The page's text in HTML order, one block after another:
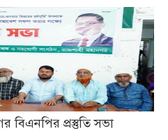
প্রস্তুতি সভা